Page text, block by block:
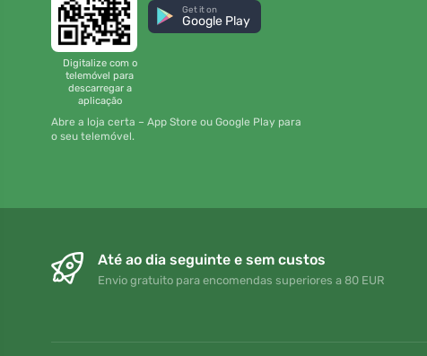
Digitalize com o
telemóvel para
descarregar a
aplicação
Get it on
Google Play
Abre a loja certa – App Store ou Google Play para
o seu telemóvel.
Até ao dia seguinte e sem custos
Envio gratuito para encomendas superiores a 80 EUR